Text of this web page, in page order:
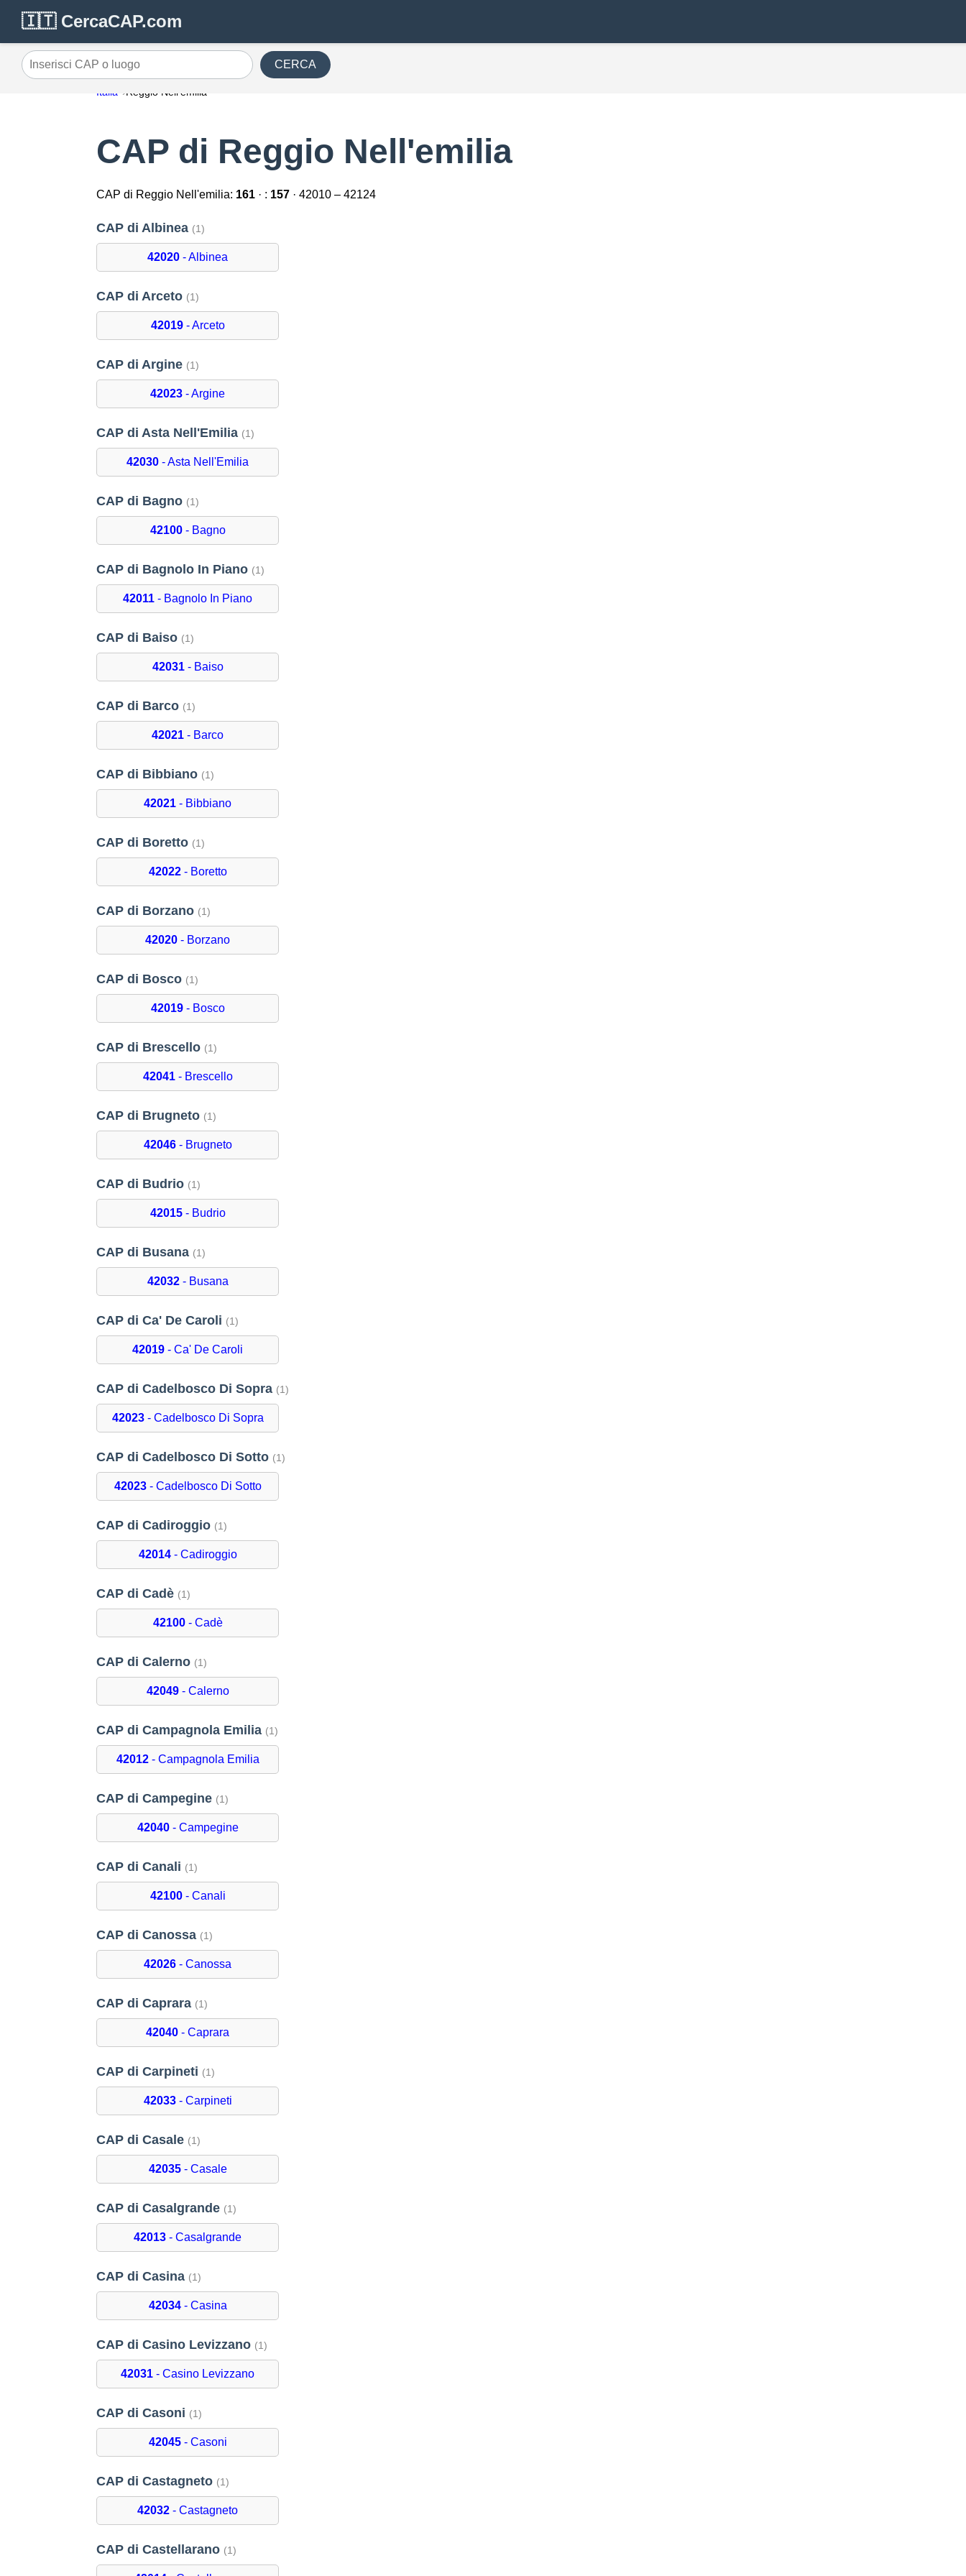
🇮🇹 CercaCAP.com
Inserisci CAP o luogo CERCA
Italia Reggio Nell'emilia
CAP di Reggio Nell'emilia
CAP di Reggio Nell'emilia: 161 · : 157 · 42010 – 42124
CAP di Albinea (1)
42020 - Albinea
CAP di Arceto (1)
42019- Arceto
CAP di Argine (1)
42023 - Argine
CAP di Asta Nell'Emilia (1)
42030 - Asta Nell'Emilia
CAP di Bagno (1)
42100- Bagno
CAP di Bagnolo In Piano (1)
42011 - Bagnolo In Piano
CAP di Baiso (1)
42031- Baiso
CAP di Barco (1)
42021 - Barco
CAP di Bibbiano (1)
42021 - Bibbiano
CAP di Boretto (1)
42022- Boretto
CAP di Borzano (1)
42020 - Borzano
CAP di Bosco (1)
42019- Bosco
CAP di Brescello (1)
42041- Brescello
CAP di Brugneto (1)
42046- Brugneto
CAP di Budrio (1)
42015- Budrio
CAP di Busana (1)
42032- Busana
CAP di Ca' De Caroli (1)
42019 - Ca' De Caroli
CAP di Cadelbosco Di Sopra (1)
42023- Cadelbosco Di Sopra
CAP di Cadelbosco Di Sotto (1)
42023- Cadelbosco Di Sotto
CAP di Cadiroggio (1)
42014- Cadiroggio
CAP di Cadè (1)
42100- Cadè
CAP di Calerno (1)
42049- Calerno
CAP di Campagnola Emilia (1)
42012- Campagnola Emilia
CAP di Campegine (1)
42040- Campegine
CAP di Canali (1)
42100- Canali
CAP di Canossa (1)
42026 - Canossa
CAP di Caprara (1)
42040 - Caprara
CAP di Carpineti (1)
42033- Carpineti
CAP di Casale (1)
42035- Casale
CAP di Casalgrande (1)
42013 - Casalgrande
CAP di Casina (1)
42034- Casina
CAP di Casino Levizzano (1)
42031 - Casino Levizzano
CAP di Casoni (1)
42045- Casoni
CAP di Castagneto (1)
42032 - Castagneto
CAP di Castellarano (1)